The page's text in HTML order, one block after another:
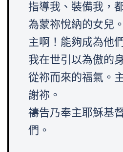
指導我、裝備我，
為蒙祢悅納的女兒。
主啊！能夠成為他
我在世引以為傲的
從祢而來的福氣。
謝祢。
禱告乃奉主耶穌基
們。